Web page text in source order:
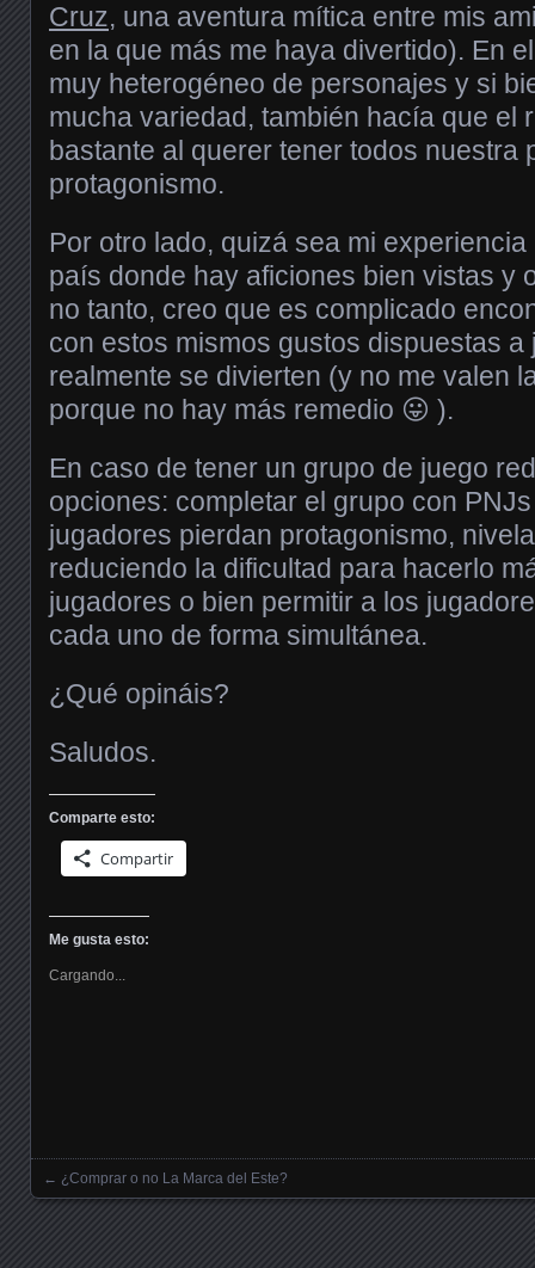
Cruz, una aventura mítica entre mis
en la que más me haya divertido). En
muy heterogéneo de personajes y si
mucha variedad, también hacía que el
bastante al querer tener todos nuestra
protagonismo.
Por otro lado, quizá sea mi
país donde hay aficiones bien vistas y
no tanto, creo que es complicado
con estos mismos gustos dispuestas a
realmente se divierten (y no me valen
porque no hay más remedio 😛 ).
En caso de tener un grupo de juego
opciones: completar el grupo con
jugadores pierdan protagonismo,
reduciendo la dificultad para hacerlo
jugadores o bien permitir a los
cada uno de forma simultánea.
¿Qué opináis?
Saludos.
Comparte esto:
Compartir
Me gusta esto:
Cargando...
Posts navigation
← ¿Comprar o no La Marca del Este?